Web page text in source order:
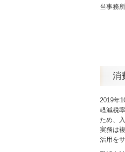
当事務
消
2019年
軽減税
ため、
実務は
活用を